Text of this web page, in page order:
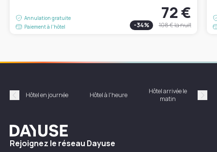
Annulation gratuite
Paiement à l'hôtel
72 €
-34% 108 €la nuit
Précédent
Hôtel en journée Hôtel à l'heure
Hôtel arrivée le
matin
Dayuse
Rejoignez le réseau Dayuse